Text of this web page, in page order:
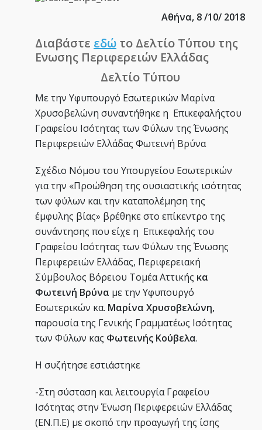
Αθήνα, 8 /10/ 2018
Διαβάστε εδώ το Δελτίο Τύπου της
Ενωσης Περιφερειών Ελλάδας
Δελτίο Τύπου
Με την Υφυπουργό Εσωτερικών Μαρίνα
Χρυσοβελώνη συναντήθηκε η Επικεφαλήςτου
Γραφείου Ισότητας των Φύλων της Ένωσης
Περιφερειών Ελλάδας Φωτεινή Βρύνα
Σχέδιο Νόμου του Υπουργείου Εσωτερικών
για την «Προώθηση της ουσιαστικής ισότητας
των φύλων και την καταπολέμηση της
έμφυλης βίας» βρέθηκε στο επίκεντρο της
συνάντησης που είχε η Επικεφαλής του
Γραφείου Ισότητας των Φύλων της Ένωσης
Περιφερειών Ελλάδας, Περιφερειακή
Σύμβουλος Βόρειου Τομέα Αττικής κα
Φωτεινή Βρύνα με την Υφυπουργό
Εσωτερικών κα. Μαρίνα Χρυσοβελώνη,
παρουσία της Γενικής Γραμματέως Ισότητας
των Φύλων κας Φωτεινής Κούβελα.
Η συζήτησε εστιάστηκε
-Στη σύσταση και λειτουργία Γραφείου
Ισότητας στην Ένωση Περιφερειών Ελλάδας
(ΕΝ.Π.Ε) με σκοπό την προαγωγή της ίσης